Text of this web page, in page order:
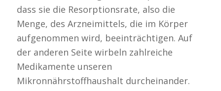
dass sie die Resorptionsrate, also die
Menge, des Arzneimittels, die im Körper
aufgenommen wird, beeinträchtigen. Auf
der anderen Seite wirbeln zahlreiche
Medikamente unseren
Mikronnährstoffhaushalt durcheinander.